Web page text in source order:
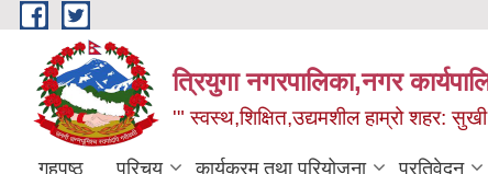
Skip to main content
त्रियुगा नगरपालिका,नगर
'" स्वस्थ,शिक्षित,उद्यमशील हाम्रो शहर:
गृहपृष्ठ परिचय कार्यक्रम तथा परियोजना प्रतिवेदन